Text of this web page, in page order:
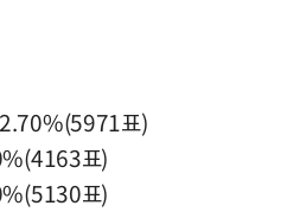
표)
표)
표)